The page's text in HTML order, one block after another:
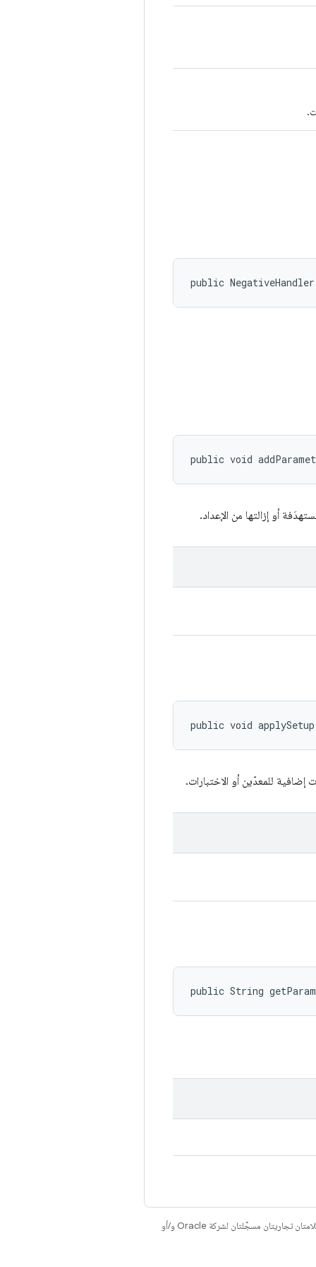
public
public void
أو إزالتها من الإعداد.
public void
للمعدّين أو الاختبارات.
public String
. إنّ Java وOpenJDK هما علامتان تجاريتان مسجَّلتان لشركة Oracle و/أو